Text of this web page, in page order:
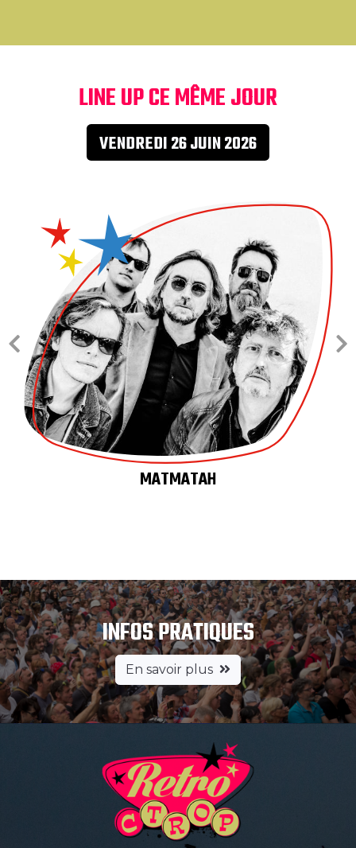
LINE UP CE MÊME JOUR
VENDREDI 26 JUIN 2026
RAZORLIGHT
INFOS PRATIQUES
En savoir plus